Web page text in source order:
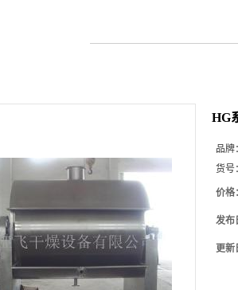
HG
品牌
货号
价格
发布
更新